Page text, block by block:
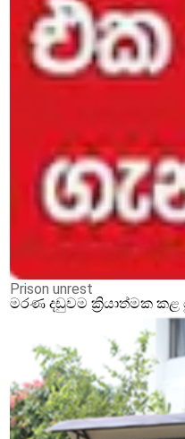
Prison unrest
මරණ දඩුවම ක්‍රියාත්මක